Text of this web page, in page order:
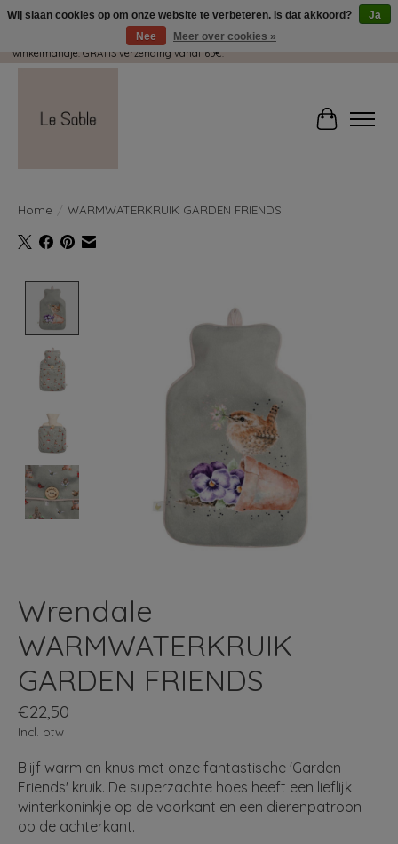
Wij pakken met plezier jouw kadootjes GRATIS in! Duid dit zeker aan in je
winkelmandje. GRATIS verzending vanaf 65€.
Home WARMWATERKRUIK GARDEN FRIENDS
Wrendale
WARMWATERKRUIK
GARDEN FRIENDS
€22,50
Incl. btw
Blijf warm en knus met onze fantastische 'Garden
Friends' kruik. De superzachte hoes heeft een lieflijk
winterkoninkje op de voorkant en een dierenpatroon
op de achterkant.
Wij slaan cookies op om onze website te verbeteren. Is dat akkoord?
Ja
Nee
Meer over cookies »